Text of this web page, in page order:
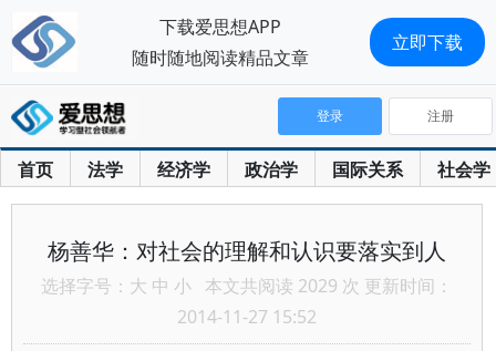
首页 法学 经济学 政治学 国际关系 社会学
登录 注册
杨善华：对社会的理解和认识要落实到人
选择字号： 大 中 小 本文共阅读 2029 次 更新时间：
2014-11-27 15:52
下载爱思想APP
随时随地阅读精品文章
立即下载